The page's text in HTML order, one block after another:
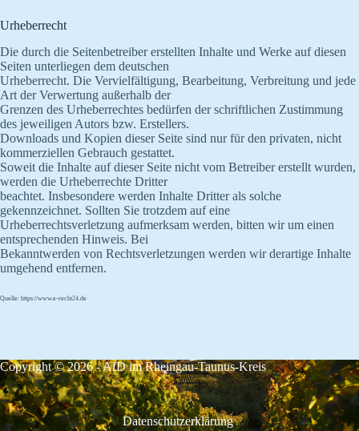
Urheberrecht
Die durch die Seitenbetreiber erstellten Inhalte und Werke auf diesen
Seiten unterliegen dem deutschen
Urheberrecht. Die Vervielfältigung, Bearbeitung, Verbreitung und jede
Art der Verwertung außerhalb der
Grenzen des Urheberrechtes bedürfen der schriftlichen Zustimmung
des jeweiligen Autors bzw. Erstellers.
Downloads und Kopien dieser Seite sind nur für den privaten, nicht
kommerziellen Gebrauch gestattet.
Soweit die Inhalte auf dieser Seite nicht vom Betreiber erstellt wurden,
werden die Urheberrechte Dritter
beachtet. Insbesondere werden Inhalte Dritter als solche
gekennzeichnet. Sollten Sie trotzdem auf eine
Urheberrechtsverletzung aufmerksam werden, bitten wir um einen
entsprechenden Hinweis. Bei
Bekanntwerden von Rechtsverletzungen werden wir derartige Inhalte
umgehend entfernen.
Quelle: https://www.e-recht24.de
Copyright © 2026 - AfD im Rheingau-Taunus-Kreis
Datenschutzerklärung